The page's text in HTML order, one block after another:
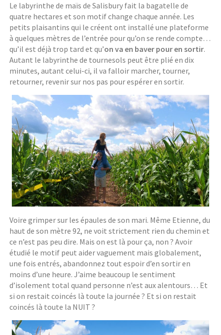
Le labyrinthe de maïs de Salisbury fait la bagatelle de
quatre hectares et son motif change chaque année. Les
petits plaisantins qui le créent ont installé une plateforme
à quelques mètres de l’entrée pour qu’on se rende compte…
qu’il est déjà trop tard et qu’on va en baver pour en sortir.
Autant le labyrinthe de tournesols peut être plié en dix
minutes, autant celui-ci, il va falloir marcher, tourner,
retourner, revenir sur nos pas pour espérer en sortir.
Voire grimper sur les épaules de son mari. Même Etienne, du
haut de son mètre 92, ne voit strictement rien du chemin et
ce n’est pas peu dire. Mais on est là pour ça, non ? Avoir
étudié le motif peut aider vaguement mais globalement,
une fois entrés, abandonnez tout espoir d’en sortir en
moins d’une heure. J’aime beaucoup le sentiment
d’isolement total quand personne n’est aux alentours… Et
si on restait coincés là toute la journée ? Et si on restait
coincés là toute la NUIT ?